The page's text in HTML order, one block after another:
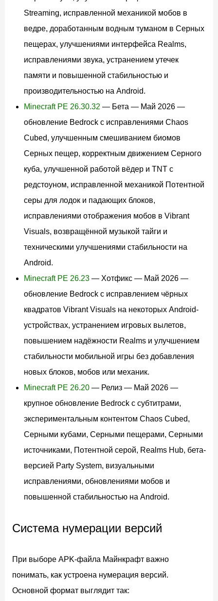
Streaming, исправленной механикой мобов в
ведре, доработанным водным туманом в Серных
пещерах, улучшениями интерфейса Realms,
исправлениями звука, устранением утечек
памяти и повышенной стабильностью и
производительностью на Android.
Minecraft PE 26.30.32 — Бета — Май 2026 —
обновление Bedrock с исправлениями Chaos
Cubed, улучшенным смешиванием биомов
Серных пещер, корректным движением Серного
куба, улучшенной работой вёдер и TNT с
редстоуном, исправленной механикой Потентной
серы для лодок и падающих блоков,
исправлениями отображения мобов в Vibrant
Visuals, возвращённой музыкой тайги и
техническими улучшениями стабильности на
Android.
Minecraft PE 26.23 — Хотфикс — Май 2026 —
обновление Bedrock с исправлением чёрных
квадратов Vibrant Visuals на некоторых Android-
устройствах, устранением игровых вылетов,
повышением надёжности Realms и улучшением
стабильности мобильной игры без добавления
новых блоков, мобов или механик.
Minecraft PE 26.20 — Релиз — Май 2026 —
крупное обновление Bedrock с субтитрами,
экспериментальным контентом Chaos Cubed,
Серными кубами, Серными пещерами, Серными
источниками, Потентной серой, Realms Hub, бета-
версией Party System, визуальными
исправлениями, обновлениями мобов и
повышенной стабильностью на Android.
Система нумерации версий
При выборе APK-файла Майнкрафт важно
понимать, как устроена нумерация версий.
Основной формат выглядит так: